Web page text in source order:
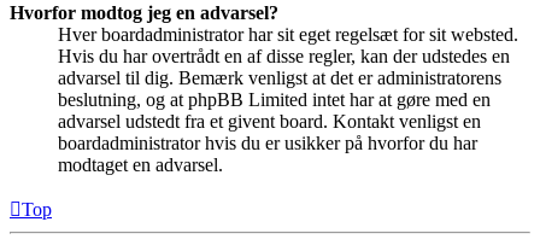
Hvorfor modtog jeg en advarsel?
Hver boardadministrator har sit eget regelsæt for sit websted.
Hvis du har overtrådt en af disse regler, kan der udstedes en
advarsel til dig. Bemærk venligst at det er administratorens
beslutning, og at phpBB Limited intet har at gøre med en
advarsel udstedt fra et givent board. Kontakt venligst en
boardadministrator hvis du er usikker på hvorfor du har
modtaget en advarsel.
Top